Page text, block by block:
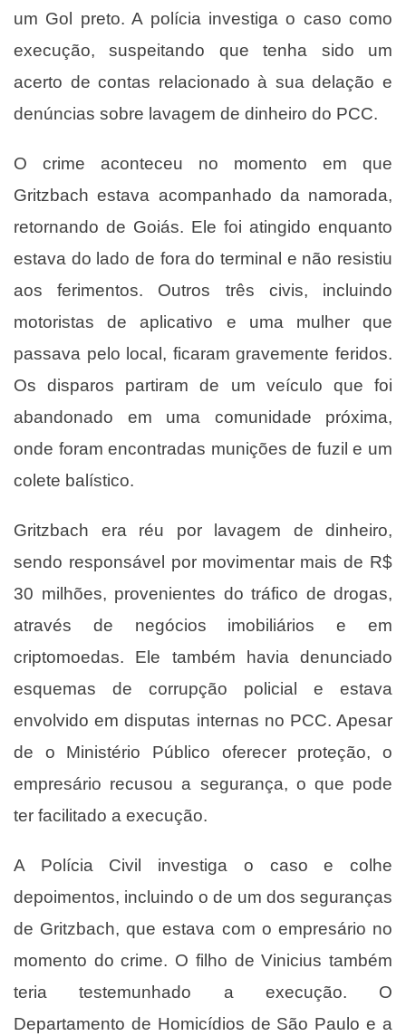
um Gol preto. A polícia investiga o caso como
execução, suspeitando que tenha sido um
acerto de contas relacionado à sua delação e
denúncias sobre lavagem de dinheiro do PCC.
O crime aconteceu no momento em que
Gritzbach estava acompanhado da namorada,
retornando de Goiás. Ele foi atingido enquanto
estava do lado de fora do terminal e não resistiu
aos ferimentos. Outros três civis, incluindo
motoristas de aplicativo e uma mulher que
passava pelo local, ficaram gravemente feridos.
Os disparos partiram de um veículo que foi
abandonado em uma comunidade próxima,
onde foram encontradas munições de fuzil e um
colete balístico.
Gritzbach era réu por lavagem de dinheiro,
sendo responsável por movimentar mais de R$
30 milhões, provenientes do tráfico de drogas,
através de negócios imobiliários e em
criptomoedas. Ele também havia denunciado
esquemas de corrupção policial e estava
envolvido em disputas internas no PCC. Apesar
de o Ministério Público oferecer proteção, o
empresário recusou a segurança, o que pode
ter facilitado a execução.
A Polícia Civil investiga o caso e colhe
depoimentos, incluindo o de um dos seguranças
de Gritzbach, que estava com o empresário no
momento do crime. O filho de Vinicius também
teria testemunhado a execução. O
Departamento de Homicídios de São Paulo e a